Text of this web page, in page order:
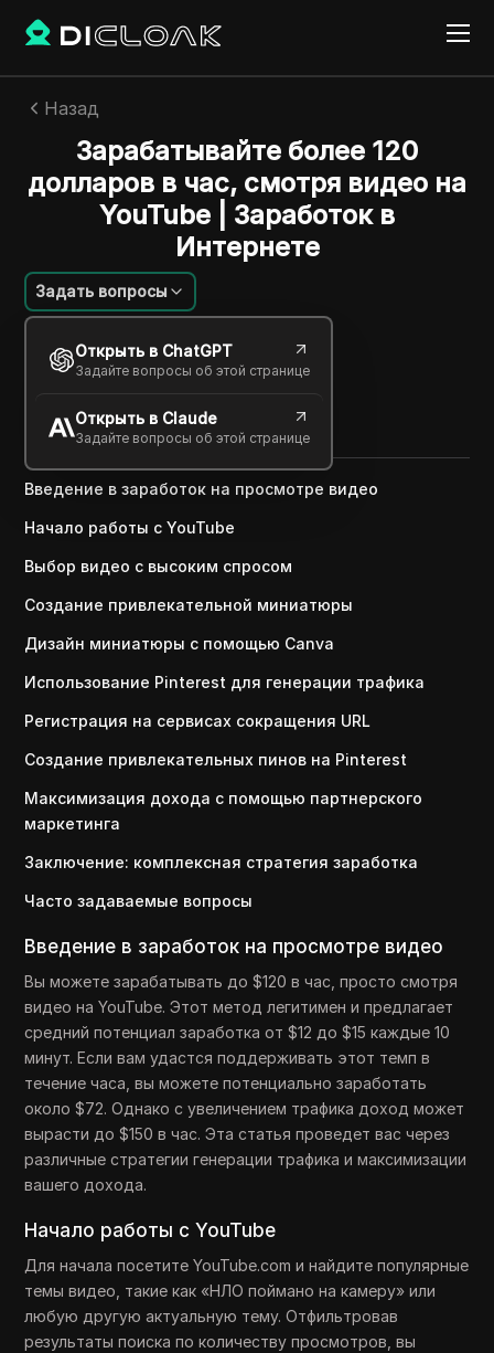
Назад
Зарабатывайте более 120
долларов в час, смотря видео на
YouTube | Заработок в
Интернете
Задать вопросы
Открыть в ChatGPT
Задайте вопросы об этой странице
Открыть в Claude
Задайте вопросы об этой странице
Екатерина Иванова
24 февр. 2025 2 минут
Copy Link
Введение в заработок на просмотре видео
Начало работы с YouTube
Выбор видео с высоким спросом
Создание привлекательной миниатюры
Дизайн миниатюры с помощью Canva
Использование Pinterest для генерации трафика
Регистрация на сервисах сокращения URL
Создание привлекательных пинов на Pinterest
Максимизация дохода с помощью партнерского
маркетинга
Заключение: комплексная стратегия заработка
Часто задаваемые вопросы
Введение в заработок на просмотре видео
Вы можете зарабатывать до $120 в час, просто смотря
видео на YouTube. Этот метод легитимен и предлагает
средний потенциал заработка от $12 до $15 каждые 10
минут. Если вам удастся поддерживать этот темп в
течение часа, вы можете потенциально заработать
около $72. Однако с увеличением трафика доход может
вырасти до $150 в час. Эта статья проведет вас через
различные стратегии генерации трафика и максимизации
вашего дохода.
Начало работы с YouTube
Для начала посетите YouTube.com и найдите популярные
темы видео, такие как «НЛО поймано на камеру» или
любую другую актуальную тему. Отфильтровав
результаты поиска по количеству просмотров, вы